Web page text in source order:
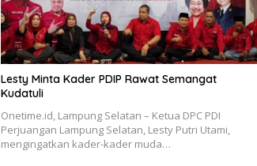
Lesty Minta Kader PDIP Rawat Semangat
Kudatuli
Onetime.id, Lampung Selatan – Ketua DPC PDI
Perjuangan Lampung Selatan, Lesty Putri Utami,
mengingatkan kader-kader muda…